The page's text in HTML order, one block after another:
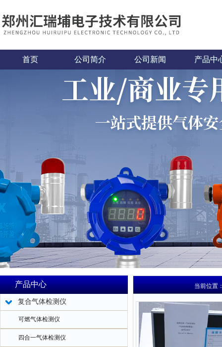
首页 公司简介 公司新闻 产品中
产品中心
复合气体检测仪
可燃气体检测仪
四合一气体检测仪
当前位置